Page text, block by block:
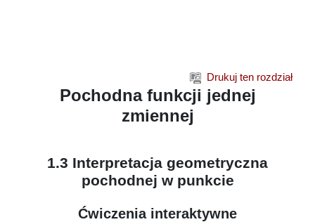
Drukuj ten rozdział
Pochodna funkcji jednej
zmiennej
1.3 Interpretacja geometryczna
pochodnej w punkcie
Ćwiczenia interaktywne